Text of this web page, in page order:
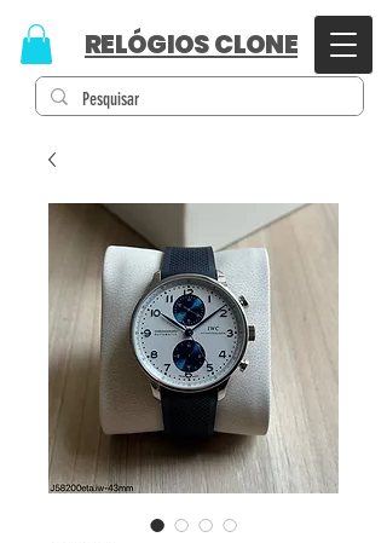
RELÓGIOS CLONE